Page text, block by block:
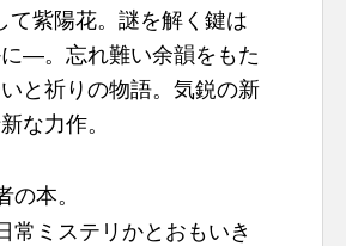
て紫陽花。謎を解く鍵は
―。忘れ難い余韻をもた
と祈りの物語。気鋭の新
な力作。
の本。
常ミステリかとおもいき